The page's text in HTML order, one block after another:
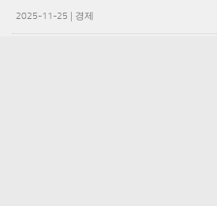
2025-11-25 경제